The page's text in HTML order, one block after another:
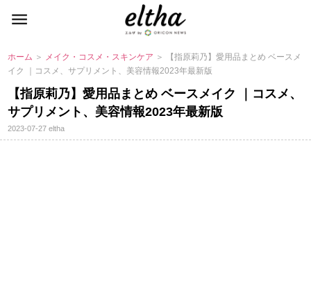
ホーム ＞ メイク・コスメ・スキンケア ＞ 【指原莉乃】愛用品まとめ ベースメ
イク ｜コスメ、サプリメント、美容情報2023年最新版
【指原莉乃】愛用品まとめ ベースメイク ｜コスメ、
サプリメント、美容情報2023年最新版
2023-07-27eltha